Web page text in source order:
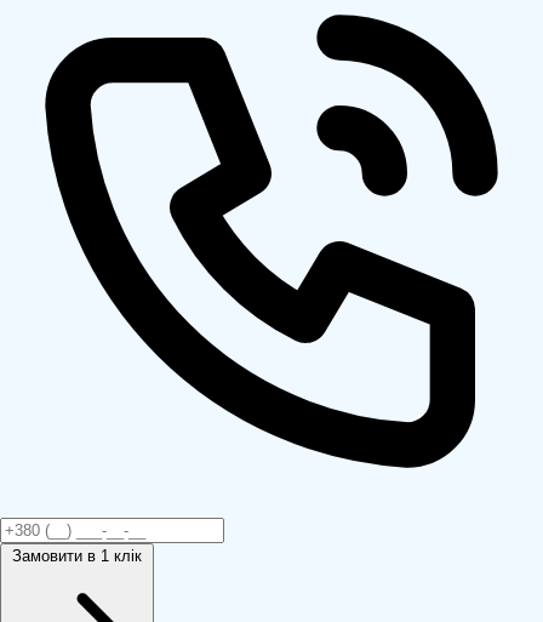
Замовити в 1 клік